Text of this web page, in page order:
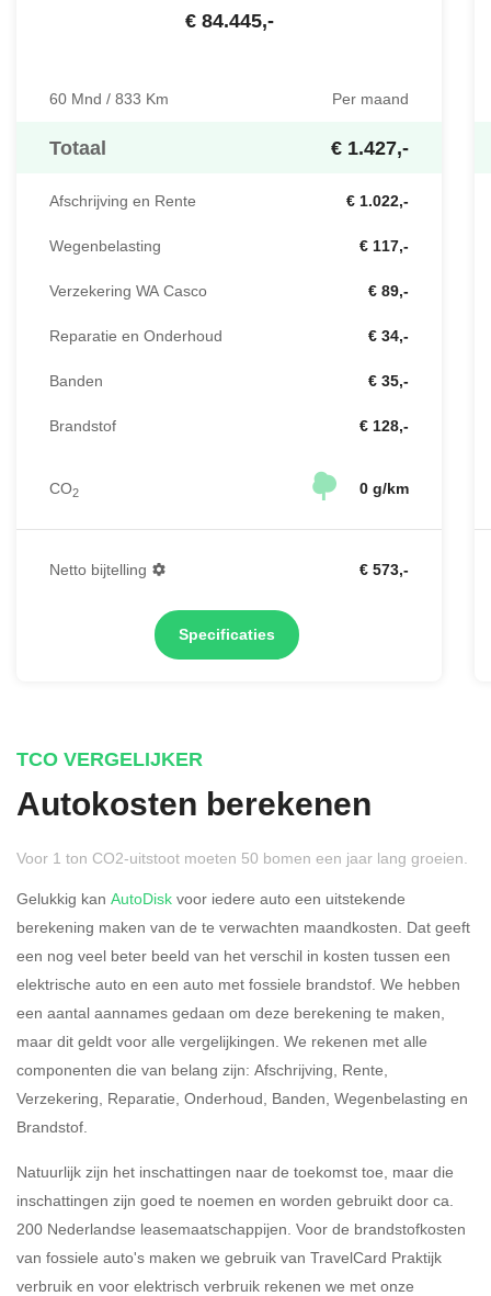
€ 84.445,-
60 Mnd / 833 Km Per maand
Totaal € 1.427,-
Afschrijving en Rente € 1.022,-
Wegenbelasting € 117,-
Verzekering WA Casco € 89,-
Reparatie en Onderhoud € 34,-
Banden € 35,-
Brandstof € 128,-
CO2 0 g/km
Netto bijtelling € 573,-
Specificaties
Rijdt u meer dan 500
kilometer privé?
Ja Nee
Belastingspercentage
37,07% (Belastbaar tot €
69.399,- )
Eigen bijdrage
TCO VERGELIJKER
Autokosten berekenen
Voor 1 ton CO2-uitstoot moeten 50 bomen een jaar lang groeien.
Gelukkig kan AutoDisk voor iedere auto een uitstekende
berekening maken van de te verwachten maandkosten. Dat geeft
een nog veel beter beeld van het verschil in kosten tussen een
elektrische auto en een auto met fossiele brandstof. We hebben
een aantal aannames gedaan om deze berekening te maken,
maar dit geldt voor alle vergelijkingen. We rekenen met alle
componenten die van belang zijn: Afschrijving, Rente,
Verzekering, Reparatie, Onderhoud, Banden, Wegenbelasting en
Brandstof.
Natuurlijk zijn het inschattingen naar de toekomst toe, maar die
inschattingen zijn goed te noemen en worden gebruikt door ca.
200 Nederlandse leasemaatschappijen. Voor de brandstofkosten
van fossiele auto's maken we gebruik van TravelCard Praktijk
verbruik en voor elektrisch verbruik rekenen we met onze